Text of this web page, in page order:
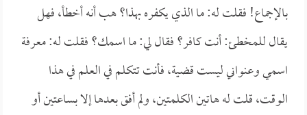
بالإجماع! فقلت له: ما الذي يكفره بهذا؟ هب أنه أخطأ، فهل
يقال للمخطئ: أنت كافر؟ فقال لي: ما اسمك؟ فقلت له: معرفة
اسمي وعنواني ليست قضية، فأنت تتكلم في العلم في هذا
الوقت، قلت له هاتين الكلمتين، ولم أفق بعدها إلا بساعتين أو